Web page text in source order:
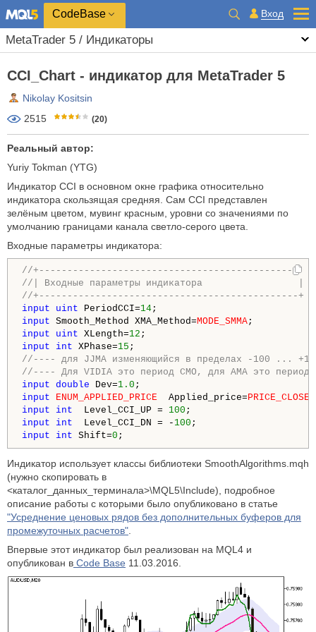
CodeBase Вход
MetaTrader 5 / Индикаторы
CCI_Chart - индикатор для MetaTrader 5
Nikolay Kositsin
2515
(20)
Реальный автор:
Yuriy Tokman (YTG)
Индикатор CCI в основном окне графика относительно
индикатора скользящая средняя. Сам CCI представлен
зелёным цветом, мувинг красным, уровни со значениями по
умолчанию границами канала светло-серого цвета.
Входные параметры индикатора:
//+----------------------------------------------+
//| Входные параметры индикатора                 |
//+----------------------------------------------+
input
uint PeriodCCI=14
input Smooth_Method XMA_Method=MODE_SMMA
input
uint XLength=12
input
int XPhase=15
//---- для JJMA изменяющийся в пределах -100 ...
//---- Для VIDIA это период CMO, для AMA это период
input double Dev=1.0
input
ENUM_APPLIED_PRICE Applied_price=PRICE_CLOSE
input
int Level_CCI_UP = 100
input
int Level_CCI_DN = - 100
input
int Shift=0
Индикатор использует классы библиотеки SmoothAlgorithms.mqh
(нужно скопировать в
<каталог_данных_терминала>\MQL5\Include), подробное
описание работы с которыми было опубликовано в статье
"Усреднение ценовых рядов без дополнительных буферов для
промежуточных расчетов"
Впервые этот индикатор был реализован на MQL4 и
опубликован в Code Base 11.03.2016.